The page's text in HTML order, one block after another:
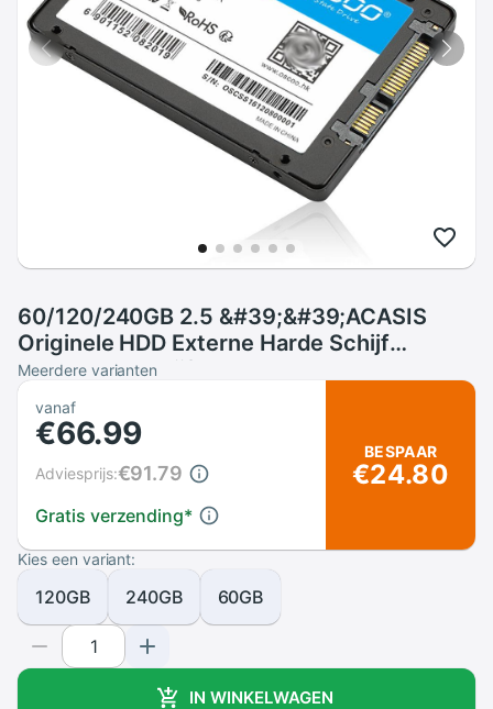
60/120/240GB 2.5 &#39;&#39;ACASIS
Originele HDD Externe Harde Schijf
Draagbare Schijf Opslag USB2.0 Hebben
Power schakelaar Op Verkoop
Meerdere varianten
vanaf
€66.99
Gratis verzending*
Adviesprijs:€91.79
BESPAAR
€24.80
Kies een variant:
120GB 240GB 60GB
IN WINKELWAGEN